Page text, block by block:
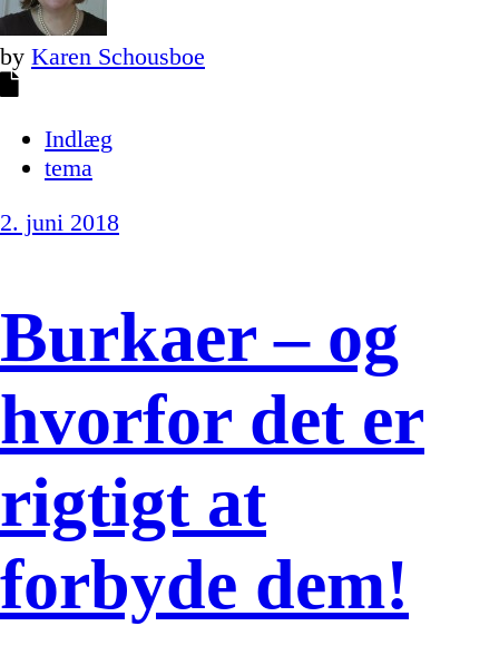
by Karen Schousboe
Indlæg
tema
2. juni 2018
Burkaer – og
hvorfor det er
rigtigt at
forbyde dem!